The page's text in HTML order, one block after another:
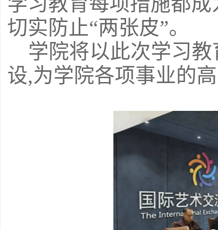
切实防止“两张皮”。
学院将以此次学习
设,为学院各项事业的